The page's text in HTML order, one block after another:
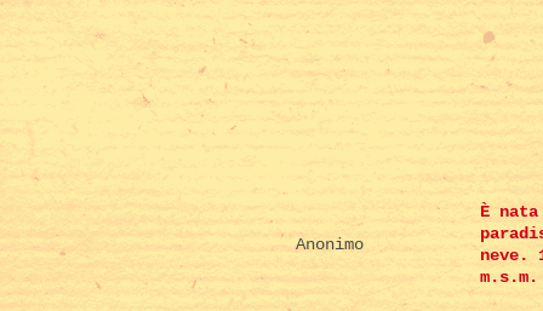
Anonimo
È nata
neve.
m.s.m.